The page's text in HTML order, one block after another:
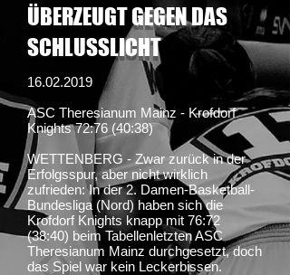
ÜBERZEUGT GEGEN DAS
SCHLUSSLICHT
16.02.2019
ASC Theresianum Mainz - Krofdorf
Knights 72:76 (40:38)
WETTENBERG - Zwar zurück in der
Erfolgsspur, aber nicht wirklich
zufrieden: In der 2. Damen-Basketball-
Bundesliga (Nord) haben sich die
Krofdorf Knights knapp mit 76:72
(38:40) beim Tabellenletzten ASC
Theresianum Mainz durchgesetzt, doch
das Spiel war kein Leckerbissen.